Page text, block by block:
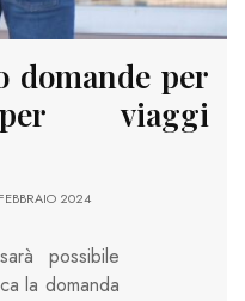
domande per
viaggi
2024
possibile
la domanda